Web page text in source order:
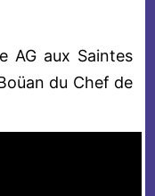
AG aux Saintes
du Chef de